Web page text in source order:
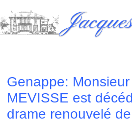
to
content
Genappe:
MEVISSE est
drame renouvelé de